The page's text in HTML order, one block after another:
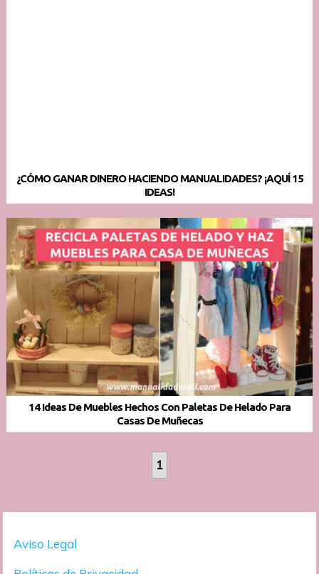
¿CÓMO GANAR DINERO HACIENDO MANUALIDADES? ¡AQUÍ 15
IDEAS!
14 Ideas De Muebles Hechos Con Paletas De Helado Para
Casas De Muñecas
1
Aviso Legal